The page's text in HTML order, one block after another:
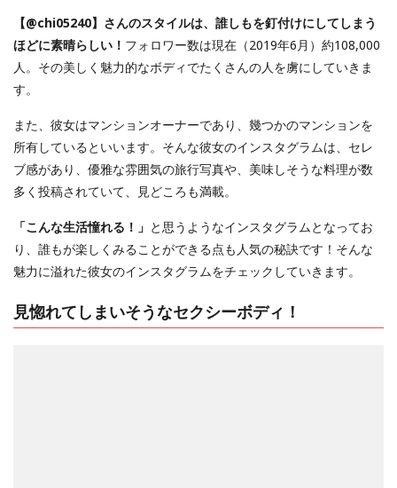
【@chi05240】さんのスタイルは、誰しもを釘付けにしてしまう
ほどに素晴らしい！ フォロワー数は現在（2019年6月）約108,000
人。その美しく魅力的なボディでたくさんの人を虜にしていきま
す。
また、彼女はマンションオーナーであり、幾つかのマンションを
所有しているといいます。そんな彼女のインスタグラムは、セレ
ブ感があり、優雅な雰囲気の旅行写真や、美味しそうな料理が数
多く投稿されていて、見どころも満載。
「こんな生活憧れる！」 と思うようなインスタグラムとなってお
り、誰もが楽しくみることができる点も人気の秘訣です！そんな
魅力に溢れた彼女のインスタグラムをチェックしていきます。
見惚れてしまいそうなセクシーボディ！